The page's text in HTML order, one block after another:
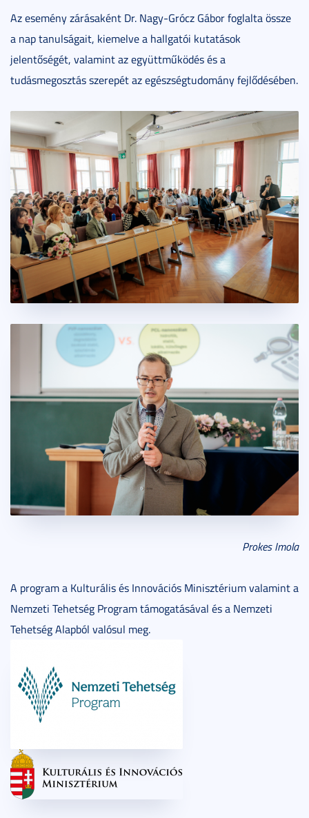
Az esemény zárásaként Dr. Nagy-Grócz Gábor foglalta össze
a nap tanulságait, kiemelve a hallgatói kutatások
jelentőségét, valamint az együttműködés és a
tudásmegosztás szerepét az egészségtudomány fejlődésében.
Prokes Imola
A program a Kulturális és Innovációs Minisztérium valamint a
Nemzeti Tehetség Program támogatásával és a Nemzeti
Tehetség Alapból valósul meg.